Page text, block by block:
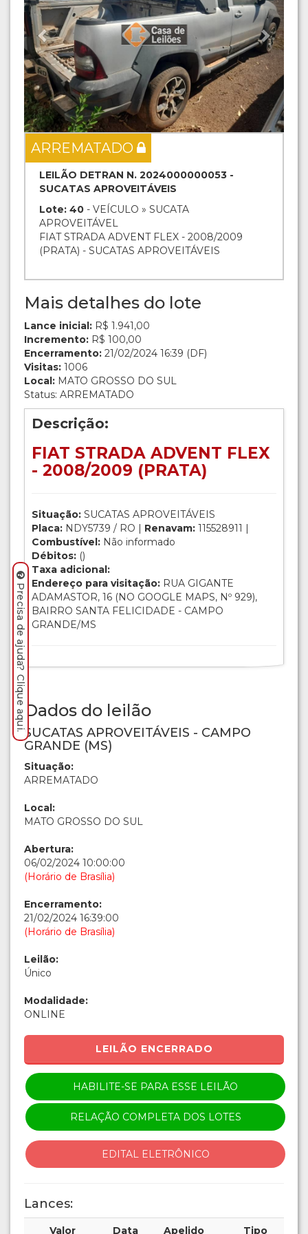
ARREMATADO
LEILÃO DETRAN N. 2024000000053 -
SUCATAS APROVEITÁVEIS
Lote: 40 - VEÍCULO » SUCATA
APROVEITÁVEL
FIAT STRADA ADVENT FLEX - 2008/2009
(PRATA) - SUCATAS APROVEITÁVEIS
Mais detalhes do lote
Lance inicial: R$ 1.941,00
Incremento: R$ 100,00
Encerramento: 21/02/2024 16:39 (DF)
Visitas: 1006
Local: MATO GROSSO DO SUL
Status: ARREMATADO
Descrição:
FIAT STRADA ADVENT FLEX
- 2008/2009 (PRATA)
Situação: SUCATAS APROVEITÁVEIS
Placa: NDY5739 / RO | Renavam: 115528911 |
Combustível: Não informado
Débitos: ()
Taxa adicional:
Endereço para visitação: RUA GIGANTE
ADAMASTOR, 16 (NO GOOGLE MAPS, Nº 929),
BAIRRO SANTA FELICIDADE - CAMPO
GRANDE/MS
Dados do leilão
SUCATAS APROVEITÁVEIS - CAMPO
GRANDE (MS)
Situação:
ARREMATADO
Local:
MATO GROSSO DO SUL
Abertura:
06/02/2024 10:00:00
(Horário de Brasília)
Encerramento:
21/02/2024 16:39:00
(Horário de Brasília)
Leilão:
Único
Modalidade:
ONLINE
LEILÃO ENCERRADO
HABILITE-SE PARA ESSE LEILÃO
RELAÇÃO COMPLETA DOS LOTES
EDITAL ELETRÔNICO
Lances:
Valor Data Apelido Tipo
Precisa de ajuda? Clique aqui.